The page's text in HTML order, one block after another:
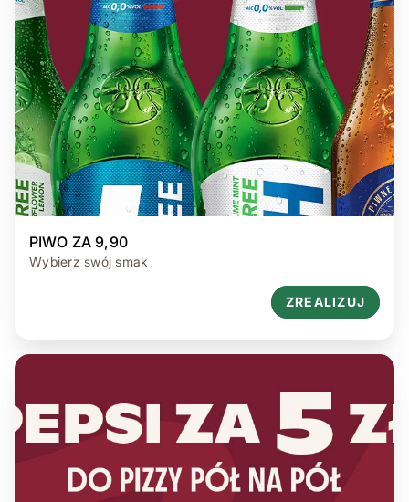
PIWO ZA 9,90
Wybierz swój smak
ZREALIZUJ